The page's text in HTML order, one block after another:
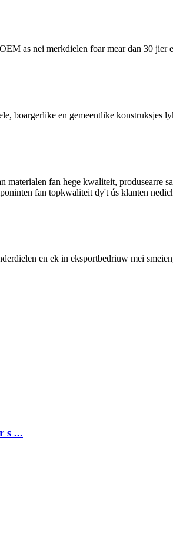
as nei merkdielen foar mear dan 30
boargerlike en gemeentlike konstruksjes
fan hege kwaliteit, produsearre
fan topkwaliteit dy't ús klanten
en ek in eksportbedriuw mei
s ...